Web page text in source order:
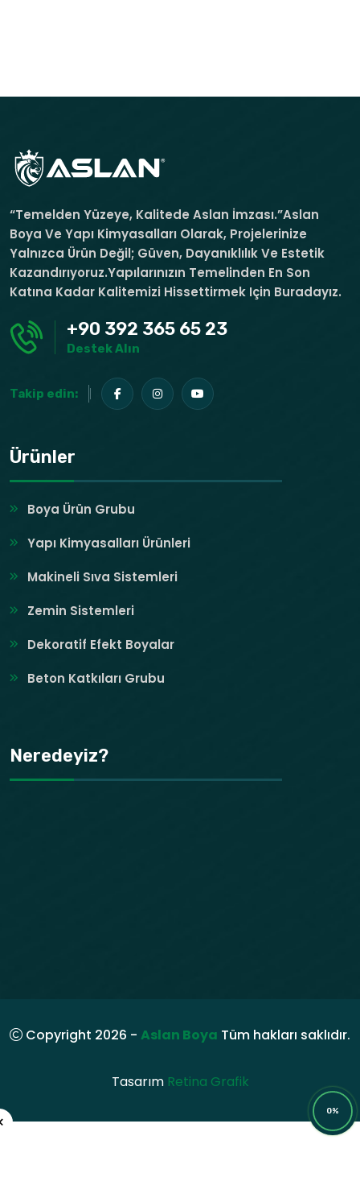
“Temelden Yüzeye, Kalitede Aslan İmzası.”Aslan
Boya Ve Yapı Kimyasalları Olarak, Projelerinize
Yalnızca Ürün Değil; Güven, Dayanıklılık Ve Estetik
Kazandırıyoruz.Yapılarınızın Temelinden En Son
Katına Kadar Kalitemizi Hissettirmek Için Buradayız.
+90 392 365 65 23
Destek Alın
Takip edin:
Ürünler
Boya Ürün Grubu
Yapı Kimyasalları Ürünleri
Makineli Sıva Sistemleri
Zemin Sistemleri
Dekoratif Efekt Boyalar
Beton Katkıları Grubu
Neredeyiz?
Copyright 2026 - Aslan Boya Tüm hakları saklıdır.
Tasarım Retina Grafik
0%